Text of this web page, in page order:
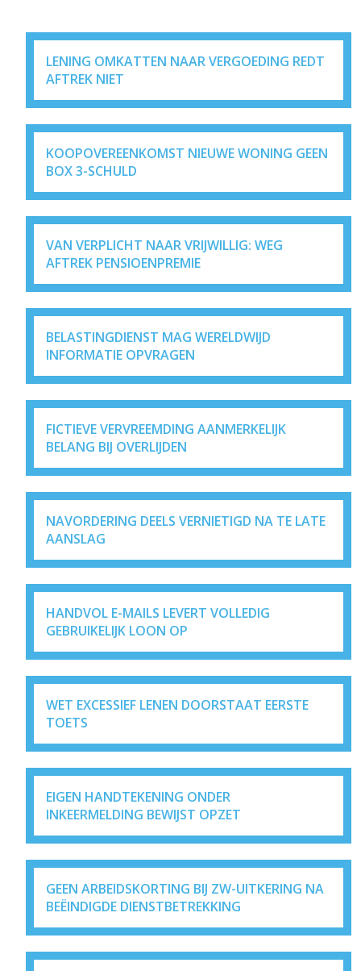
LENING OMKATTEN NAAR VERGOEDING REDT
AFTREK NIET
KOOPOVEREENKOMST NIEUWE WONING GEEN
BOX 3-SCHULD
VAN VERPLICHT NAAR VRIJWILLIG: WEG
AFTREK PENSIOENPREMIE
BELASTINGDIENST MAG WERELDWIJD
INFORMATIE OPVRAGEN
FICTIEVE VERVREEMDING AANMERKELIJK
BELANG BIJ OVERLIJDEN
NAVORDERING DEELS VERNIETIGD NA TE LATE
AANSLAG
HANDVOL E-MAILS LEVERT VOLLEDIG
GEBRUIKELIJK LOON OP
WET EXCESSIEF LENEN DOORSTAAT EERSTE
TOETS
EIGEN HANDTEKENING ONDER
INKEERMELDING BEWIJST OPZET
GEEN ARBEIDSKORTING BIJ ZW-UITKERING NA
BEËINDIGDE DIENSTBETREKKING